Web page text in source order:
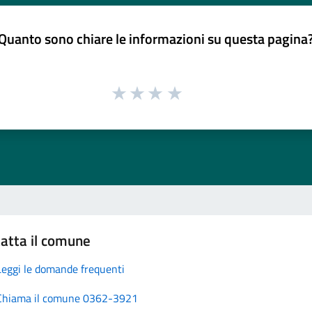
sono chiare le informazioni su questa
il comune
le domande frequenti
il comune 0362-3921